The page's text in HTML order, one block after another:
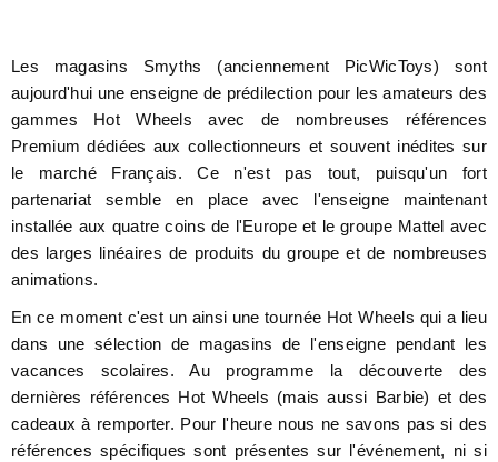
Les magasins Smyths (anciennement PicWicToys) sont
aujourd'hui une enseigne de prédilection pour les amateurs des
gammes Hot Wheels avec de nombreuses références
Premium dédiées aux collectionneurs et souvent inédites sur
le marché Français. Ce n'est pas tout, puisqu'un fort
partenariat semble en place avec l'enseigne maintenant
installée aux quatre coins de l'Europe et le groupe Mattel avec
des larges linéaires de produits du groupe et de nombreuses
animations.
En ce moment c'est un ainsi une tournée Hot Wheels qui a lieu
dans une sélection de magasins de l'enseigne pendant les
vacances scolaires. Au programme la découverte des
dernières références Hot Wheels (mais aussi Barbie) et des
cadeaux à remporter. Pour l'heure nous ne savons pas si des
références spécifiques sont présentes sur l'événement, ni si